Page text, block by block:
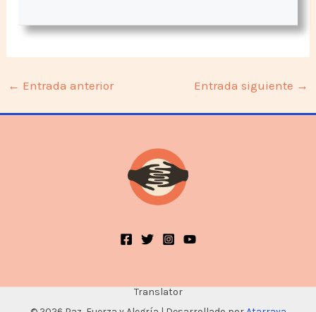
← Entrada anterior Entrada siguiente →
Translator